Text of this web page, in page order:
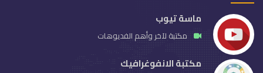
ماسة تيوب
مكتبة لآخر وأهم الفديوهات
مكتبة الانفوغرافيك